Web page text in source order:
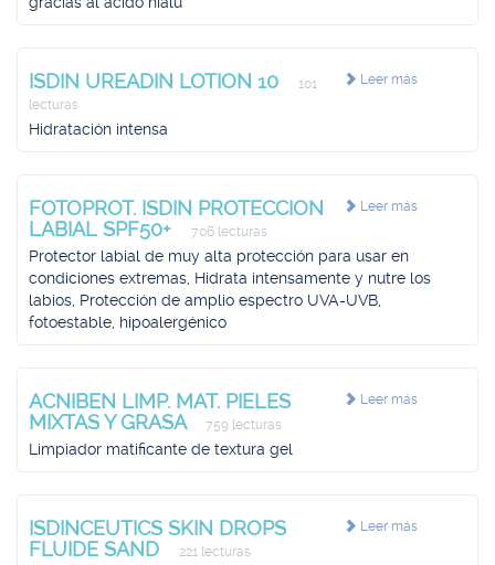
Leer más
ISDIN UREADIN LOTION 10
101
lecturas
Hidratación intensa
Leer más
FOTOPROT. ISDIN PROTECCION
LABIAL SPF50+
706 lecturas
Protector labial de muy alta protección para usar en
condiciones extremas, Hidrata intensamente y nutre los
labios, Protección de amplio espectro UVA-UVB,
fotoestable, hipoalergénico
Leer más
ACNIBEN LIMP. MAT. PIELES
MIXTAS Y GRASA
759 lecturas
Limpiador matificante de textura gel
Leer más
ISDINCEUTICS SKIN DROPS
FLUIDE SAND
221 lecturas